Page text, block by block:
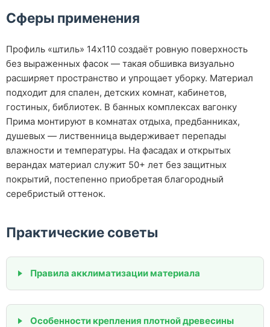
Сферы применения
Профиль «штиль» 14х110 создаёт ровную поверхность
без выраженных фасок — такая обшивка визуально
расширяет пространство и упрощает уборку. Материал
подходит для спален, детских комнат, кабинетов,
гостиных, библиотек. В банных комплексах вагонку
Прима монтируют в комнатах отдыха, предбанниках,
душевых — лиственница выдерживает перепады
влажности и температуры. На фасадах и открытых
верандах материал служит 50+ лет без защитных
покрытий, постепенно приобретая благородный
серебристый оттенок.
Практические советы
Правила акклиматизации материала
Особенности крепления плотной древесины